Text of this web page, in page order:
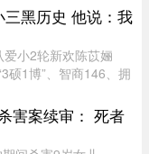
接连发起抗议，担忧
...
黑历史 他说：我
小2轮新欢陈苡㛤
硕1博”、智商146、拥
时隔39年“重逢”，彼
...
害案续审： 死者